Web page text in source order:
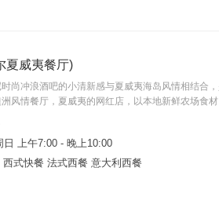
夏威夷餐厅)
尚冲浪酒吧的小清新感与夏威夷海岛风情相结合
风情餐厅，夏威夷的网红店，以本地新鲜农场
日 上午7:00 - 晚上10:00
式快餐 法式西餐 意大利西餐